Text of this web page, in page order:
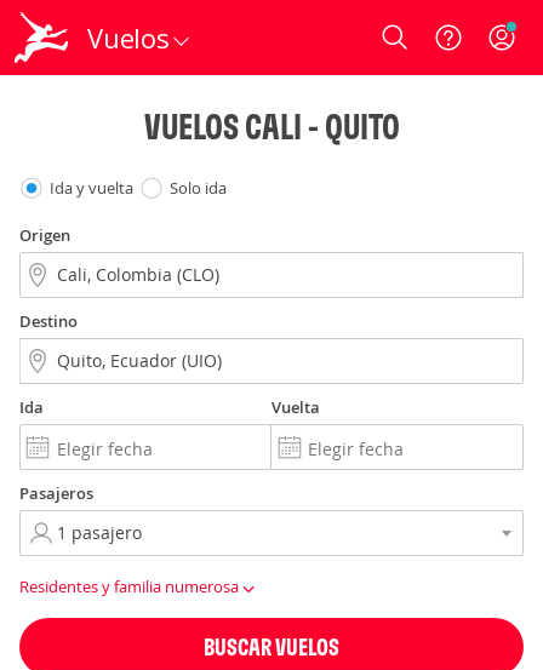
Vuelos Login
VUELOS CALI - QUITO
Ida y vuelta Solo ida
Origen
Destino
Ida Vuelta
Pasajeros
Residentes y familia numerosa
BUSCAR VUELOS